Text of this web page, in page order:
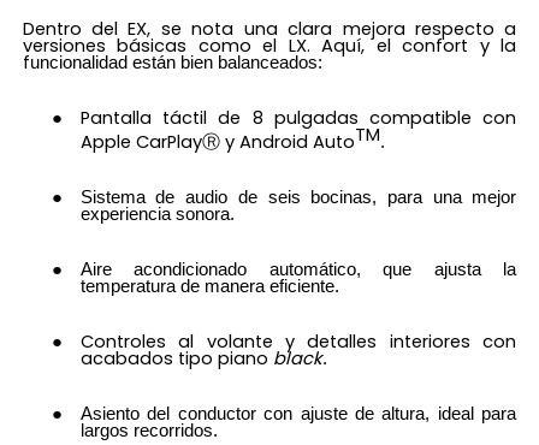
Dentro del EX, se nota una clara mejora respecto a
versiones básicas como el LX. Aquí, el confort y la
funcionalidad están bien balanceados:
Pantalla táctil de 8 pulgadas compatible con
Apple CarPlayⓇ y Android AutoTM.
Sistema de audio de seis bocinas, para una mejor
experiencia sonora.
Aire acondicionado automático, que ajusta la
temperatura de manera eficiente.
Controles al volante y detalles interiores con
acabados tipo piano black.
Asiento del conductor con ajuste de altura, ideal para
largos recorridos.